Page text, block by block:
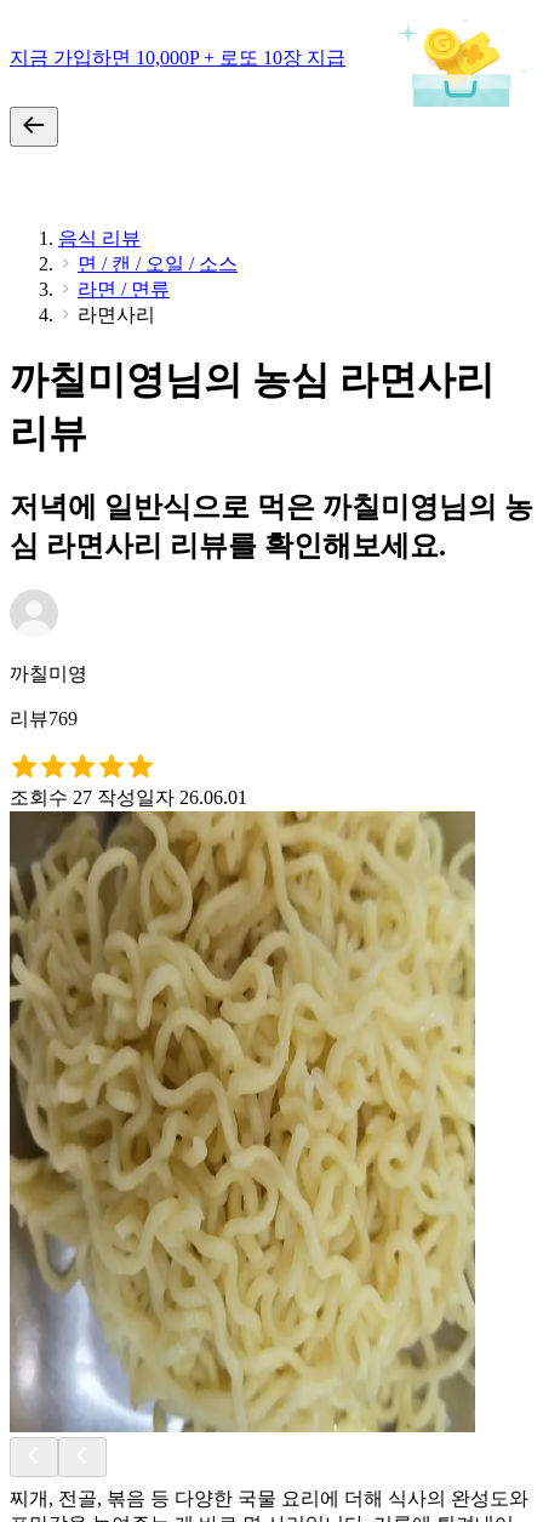
지금 가입하면 10,000P + 로또 10장 지급
음식 리뷰
면 / 캔 / 오일 / 소스
라면 / 면류
라면사리
까칠미영님의 농심 라면사리
리뷰
저녁에 일반식으로 먹은 까칠미영님의 농
심 라면사리 리뷰를 확인해보세요.
까칠미영
리뷰769
조회수 27 작성일자 26.06.01
찌개, 전골, 볶음 등 다양한 국물 요리에 더해 식사의 완성도와